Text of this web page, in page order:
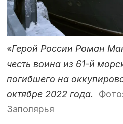
«Герой России Роман
честь воина из 61-й
погибшего на
октябре 2022 года.
Заполярья